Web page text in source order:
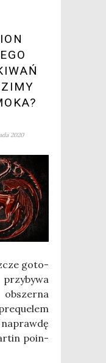
2020
goto­
poin­